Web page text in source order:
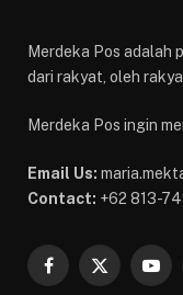
Merdeka Pos adalah
dari rakyat, oleh
Merdeka Pos ingin
Email Us:
Contact: +62 813-
Facebook
X